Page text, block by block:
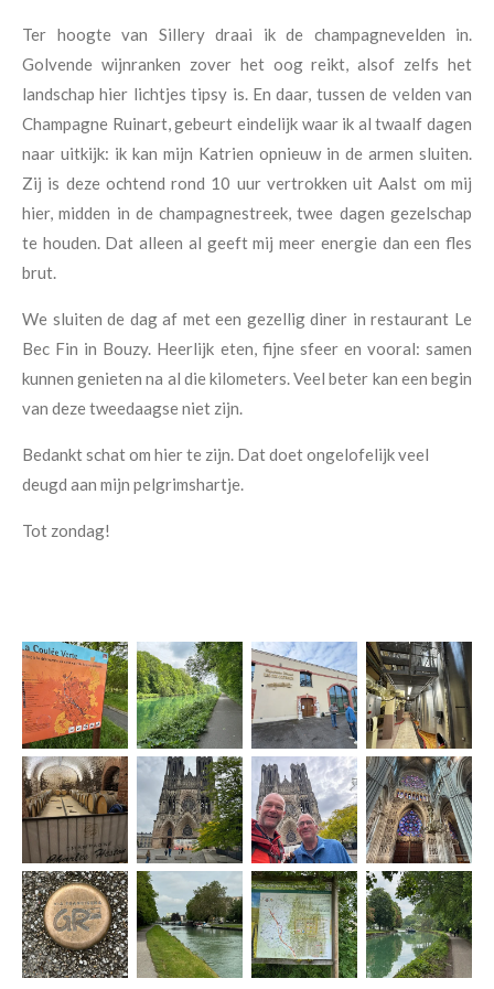
Ter hoogte van Sillery draai ik de champagnevelden in.
Golvende wijnranken zover het oog reikt, alsof zelfs het
landschap hier lichtjes tipsy is. En daar, tussen de velden van
Champagne Ruinart, gebeurt eindelijk waar ik al twaalf dagen
naar uitkijk: ik kan mijn Katrien opnieuw in de armen sluiten.
Zij is deze ochtend rond 10 uur vertrokken uit Aalst om mij
hier, midden in de champagnestreek, twee dagen gezelschap
te houden. Dat alleen al geeft mij meer energie dan een fles
brut.
We sluiten de dag af met een gezellig diner in restaurant Le
Bec Fin in Bouzy. Heerlijk eten, fijne sfeer en vooral: samen
kunnen genieten na al die kilometers. Veel beter kan een begin
van deze tweedaagse niet zijn.
Bedankt schat om hier te zijn. Dat doet ongelofelijk veel
deugd aan mijn pelgrimshartje.
Tot zondag!